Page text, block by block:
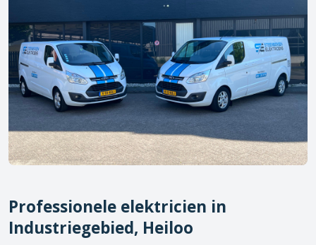
Professionele elektricien in
Industriegebied, Heiloo